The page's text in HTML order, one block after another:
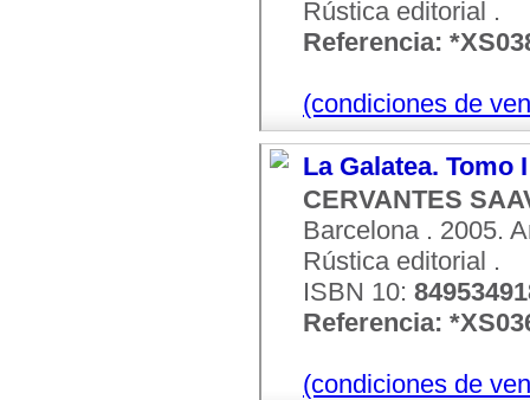
Rústica editorial .
Referencia:
(condiciones de
La Galatea. Tomo I
CERVANTES
Barcelona . 2005.
Rústica editorial .
ISBN 10:
Referencia:
(condiciones de